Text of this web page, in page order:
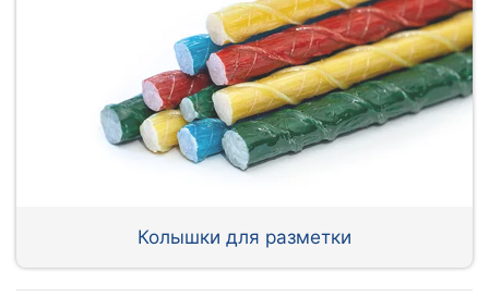
Колышки для разметки